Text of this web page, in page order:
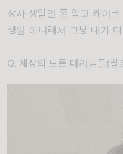
상사 생일인 줄 알고 케이크
생일 아니래서 그냥 내가
Q. 세상의 모든 대리님들(팔